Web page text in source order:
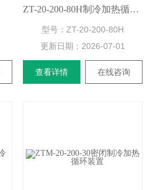
ZT-20-200-80H制冷加热循环装置
型号：ZT-20-200-80H
更新日期： 2026-07-01
查看详情 在线咨询